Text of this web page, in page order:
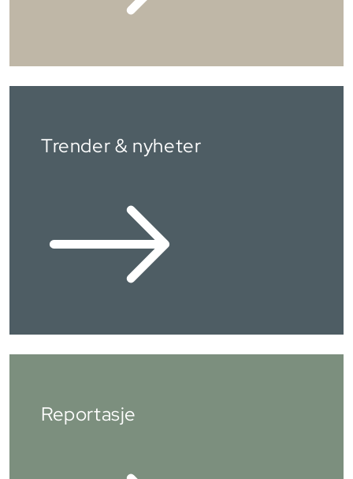
Trender & nyheter
Reportasje